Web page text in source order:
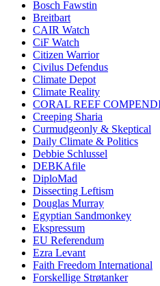
Bosch Fawstin
Breitbart
CAIR Watch
CiF Watch
Citizen Warrior
Civilus Defendus
Climate Depot
Climate Reality
CORAL REEF
Creeping Sharia
Curmudgeonly & Skeptical
Daily Climate & Politics
Debbie Schlussel
DEBKAfile
DiploMad
Dissecting Leftism
Douglas Murray
Egyptian Sandmonkey
Ekspressum
EU Referendum
Ezra Levant
Faith Freedom International
Forskellige Strøtanker